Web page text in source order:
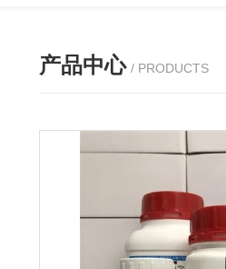
产品中心 / PRODUCTS